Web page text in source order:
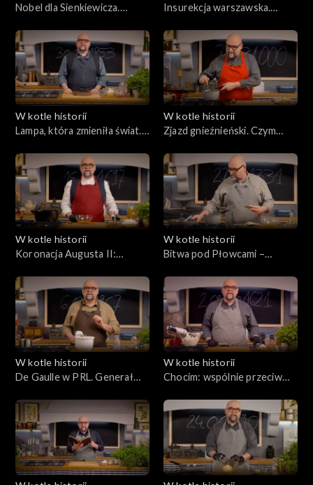
Nobel dla Sienkiewicza.
reportera
Insurekcja warszawska.
stół
W kotle historii
Lampa, która zmieniła świat.
Rockefellera
W kotle historii
Zjazd gnieźnieński. Czym
W kotle historii
Koronacja Augusta II:
Warszawa i Drezno, czyli
najweselsze dwory w
Europie
W kotle historii
Bitwa pod Płowcami –
W kotle historii
De Gaulle w PRL. Generał
W kotle historii
Chocim: wspólnie przeciw
cztery kuchnie